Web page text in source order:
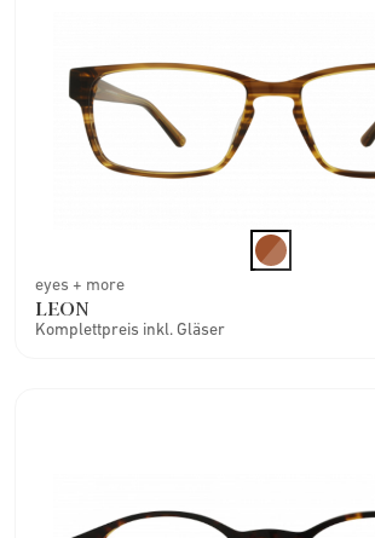
eyes + more
LEON
Komplettpreis inkl. Gläser